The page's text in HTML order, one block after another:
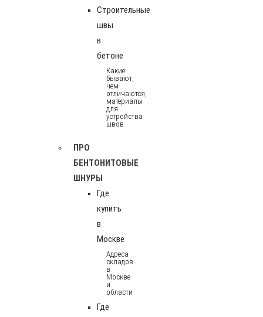
Строительные
швы
в
бетоне
Какие
бывают,
чем
отличаются,
материалы
для
устройства
швов
ПРО
БЕНТОНИТОВЫЕ
ШНУРЫ
Где
купить
в
Москве
Адреса
складов
в
Москве
и
области
Где